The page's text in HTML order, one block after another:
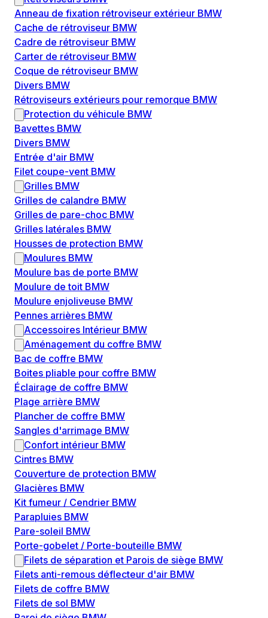
Anneau de fixation rétroviseur extérieur BMW
Cache de rétroviseur BMW
Cadre de rétroviseur BMW
Carter de rétroviseur BMW
Coque de rétroviseur BMW
Divers BMW
Rétroviseurs extérieurs pour remorque BMW
Protection du véhicule BMW
Bavettes BMW
Divers BMW
Entrée d'air BMW
Filet coupe-vent BMW
Grilles BMW
Grilles de calandre BMW
Grilles de pare-choc BMW
Grilles latérales BMW
Housses de protection BMW
Moulures BMW
Moulure bas de porte BMW
Moulure de toit BMW
Moulure enjoliveuse BMW
Pennes arrières BMW
Accessoires Intérieur BMW
Aménagement du coffre BMW
Bac de coffre BMW
Boites pliable pour coffre BMW
Éclairage de coffre BMW
Plage arrière BMW
Plancher de coffre BMW
Sangles d'arrimage BMW
Confort intérieur BMW
Cintres BMW
Couverture de protection BMW
Glacières BMW
Kit fumeur / Cendrier BMW
Parapluies BMW
Pare-soleil BMW
Porte-gobelet / Porte-bouteille BMW
Filets de séparation et Parois de siège BMW
Filets anti-remous déflecteur d'air BMW
Filets de coffre BMW
Filets de sol BMW